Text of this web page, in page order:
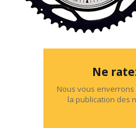
Ne
Nous vous
la publication des